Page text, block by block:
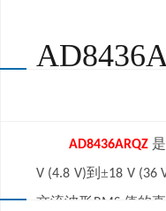
AD8436ARQZ
V (4.8 V)到±18 V (36
交流波形 RMS 值的